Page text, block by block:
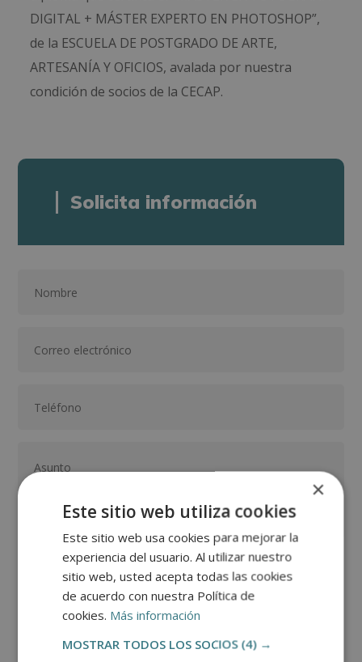
DIGITAL + MÁSTER EXPERTO EN PHOTOSHOP”,
de la ESCUELA DE POSTGRADO DE ARTE,
ARTESANÍA Y OFICIOS, avalada por nuestra
condición de socios de la CECAP.
Solicita información
GRUPO TARRACO DE ESCUELAS DE FORMACIÓN DE POSTGRADO, S.L., CIF:
B01589969, Domicilio: C/ Amadeu Vives, 5, Bloque 1 - Bajo C, 43481, La
Pineda, Tarragona.
Finalidad del Tratamiento: Tratamos la información que nos facilita con el
fin de enviarle correos electrónicos de tipo comercial relacionado con
los productos ofrecidos y otros tipo de productos que fueran de su
Legitimación del tratamiento: Consentimiento del interesado.
Derechos: Puede ejercitar sus derechos identificándose suficientemente,
×
Este sitio web utiliza cookies
Este sitio web usa cookies para mejorar la
experiencia del usuario. Al utilizar nuestro
sitio web, usted acepta todas las cookies
de acuerdo con nuestra Política de
cookies. Más información
MOSTRAR TODOS LOS SOCIOS (4) →